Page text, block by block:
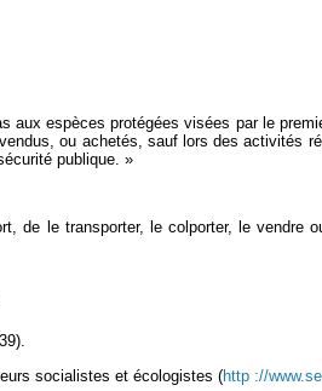
aux espèces protégées visées par le
ou achetés, sauf lors des activités
publique. »
le transporter, le colporter, le vendre
socialistes et écologistes (http ://